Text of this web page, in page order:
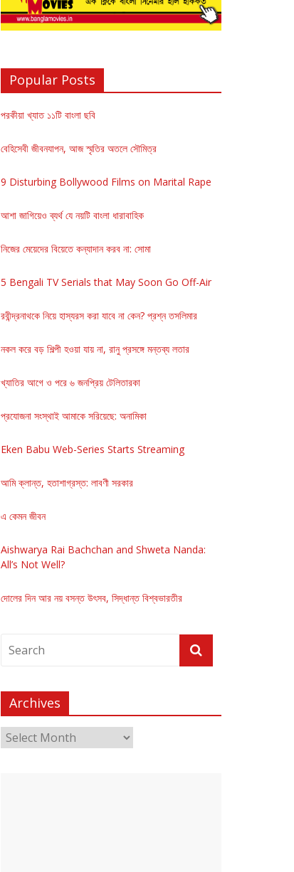
Popular Posts
পরকীয়া খ্যাত ১১টি বাংলা ছবি
বেহিসেবী জীবনযাপন, আজ স্মৃতির অতলে সৌমিত্র
9 Disturbing Bollywood Films on Marital Rape
আশা জাগিয়েও ব্যর্থ যে নয়টি বাংলা ধারাবাহিক
নিজের মেয়েদের বিয়েতে কন্যাদান করব না: সোমা
5 Bengali TV Serials that May Soon Go Off-Air
রবীন্দ্রনাথকে নিয়ে হাস্যরস করা যাবে না কেন? প্রশ্ন তসলিমার
নকল করে বড় শিল্পী হওয়া যায় না, রানু প্রসঙ্গে মন্তব্য লতার
খ্যাতির আগে ও পরে ৬ জনপ্রিয় টেলিতারকা
প্রযোজনা সংস্থাই আমাকে সরিয়েছে: অনামিকা
Eken Babu Web-Series Starts Streaming
আমি ক্লান্ত, হতাশাগ্রস্ত: লাবণী সরকার
এ কেমন জীবন
Aishwarya Rai Bachchan and Shweta Nanda:
All’s Not Well?
দোলের দিন আর নয় বসন্ত উৎসব, সিদ্ধান্ত বিশ্বভারতীর
Archives